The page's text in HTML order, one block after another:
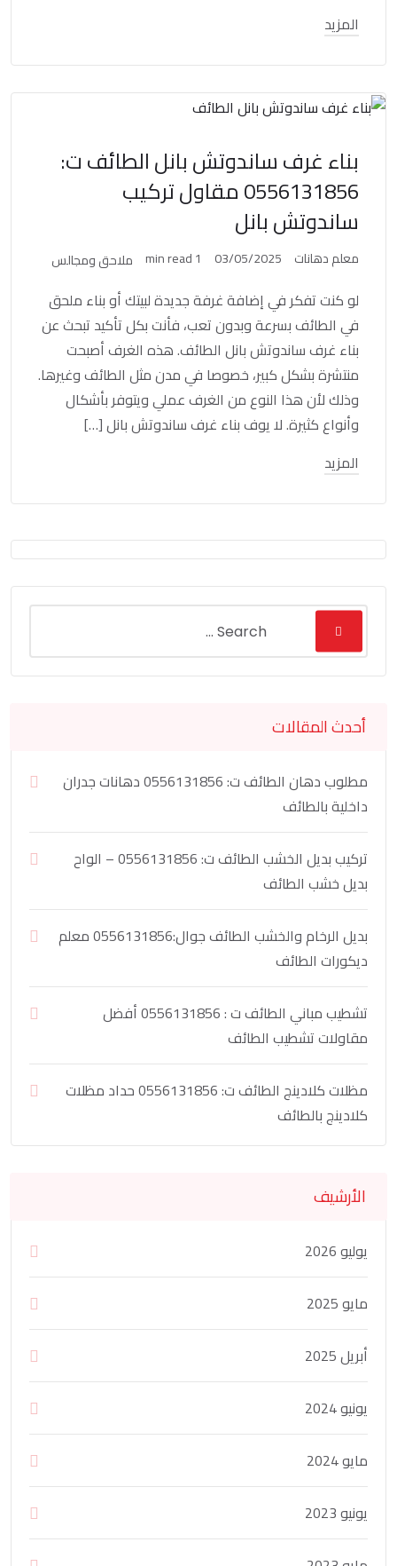
المزيد
بناء غرف ساندوتش بانل الطائف ت:
0556131856 مقاول تركيب
ساندوتش بانل
معلم دهانات 03/05/2025
1 min read ملاحق ومجالس
لو كنت تفكر في إضافة غرفة جديدة لبيتك أو بناء ملحق
في الطائف بسرعة وبدون تعب، فأنت بكل تأكيد تبحث عن
بناء غرف ساندوتش بانل الطائف. هذه الغرف أصبحت
منتشرة بشكل كبير، خصوصا في مدن مثل الطائف وغيرها.
وذلك لأن هذا النوع من الغرف عملي ويتوفر بأشكال
وأنواع كثيرة. لا يوف بناء غرف ساندوتش بانل […]
المزيد
أحدث المقالات
مطلوب دهان الطائف ت: 0556131856 دهانات جدران
داخلية بالطائف
تركيب بديل الخشب الطائف ت: 0556131856 – الواح
بديل خشب الطائف
بديل الرخام والخشب الطائف جوال:0556131856 معلم
ديكورات الطائف
تشطيب مباني الطائف ت : 0556131856 أفضل
مقاولات تشطيب الطائف
مظلات كلادينج الطائف ت: 0556131856 حداد مظلات
كلادينج بالطائف
الأرشيف
يوليو 2026
مايو 2025
أبريل 2025
يونيو 2024
مايو 2024
يونيو 2023